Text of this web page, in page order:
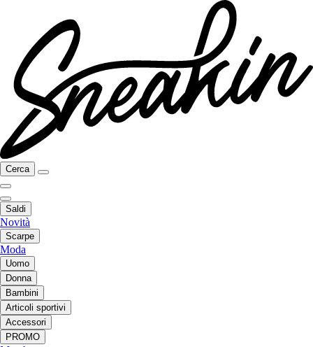
Cerca
Saldi
Novità
Scarpe
Moda
Uomo
Donna
Bambini
Articoli sportivi
Accessori
PROMO